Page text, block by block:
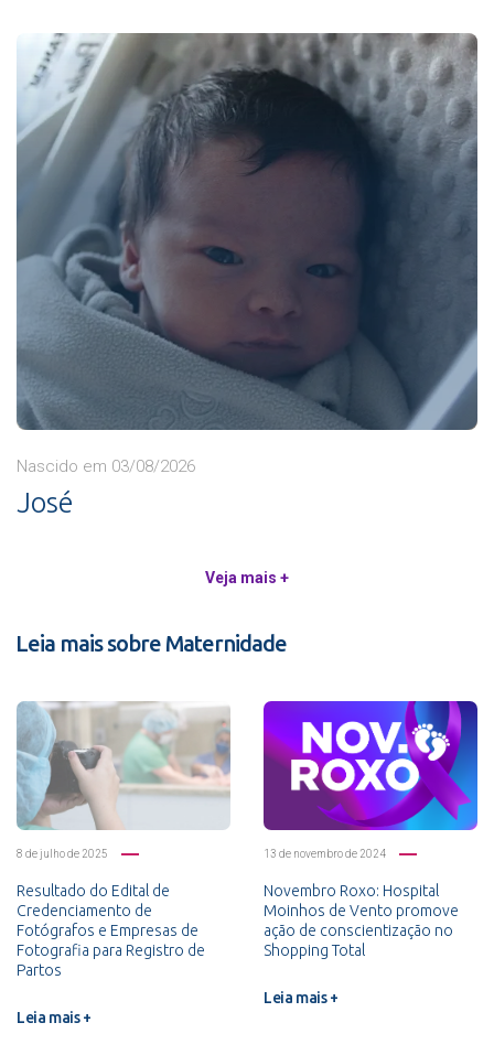
Nascido em 03/08/2026
José
Veja mais +
Leia mais sobre Maternidade
8 de julho de 2025
Resultado do Edital de
Credenciamento de
Fotógrafos e Empresas de
Fotografia para Registro de
Partos
Leia mais +
13 de novembro de 2024
Novembro Roxo: Hospital
Moinhos de Vento promove
ação de conscientização no
Shopping Total
Leia mais +